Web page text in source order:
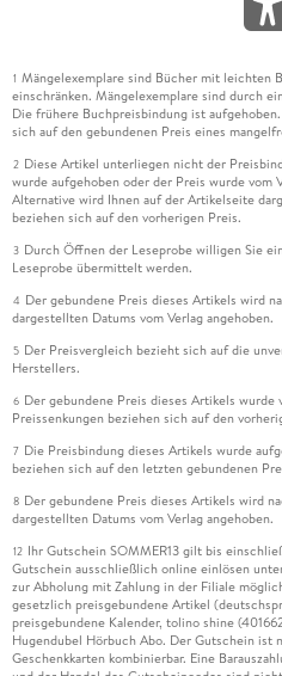
1 Mängelexemplare sind Bücher mit leichten
einschränken. Mängelexemplare sind durch
Die frühere Buchpreisbindung ist
sich auf den gebundenen Preis eines
2 Diese Artikel unterliegen nicht der
wurde aufgehoben oder der Preis wurde
Alternative wird Ihnen auf der Artikelseite
beziehen sich auf den vorherigen Preis.
3 Durch Öffnen der Leseprobe willigen Sie
Leseprobe übermittelt werden.
4 Der gebundene Preis dieses Artikels wird
dargestellten Datums vom Verlag angehoben.
5 Der Preisvergleich bezieht sich auf die
Herstellers.
6 Der gebundene Preis dieses Artikels wurde
Preissenkungen beziehen sich auf den
7 Die Preisbindung dieses Artikels wurde
beziehen sich auf den letzten gebundenen
8 Der gebundene Preis dieses Artikels wird
dargestellten Datums vom Verlag angehoben.
12 Ihr Gutschein SOMMER13 gilt bis
Gutschein ausschließlich online einlösen
zur Abholung mit Zahlung in der Filiale
gesetzlich preisgebundene Artikel
preisgebundene Kalender, tolino shine
Hugendubel Hörbuch Abo. Der Gutschein ist
Geschenkkarten kombinierbar. Eine